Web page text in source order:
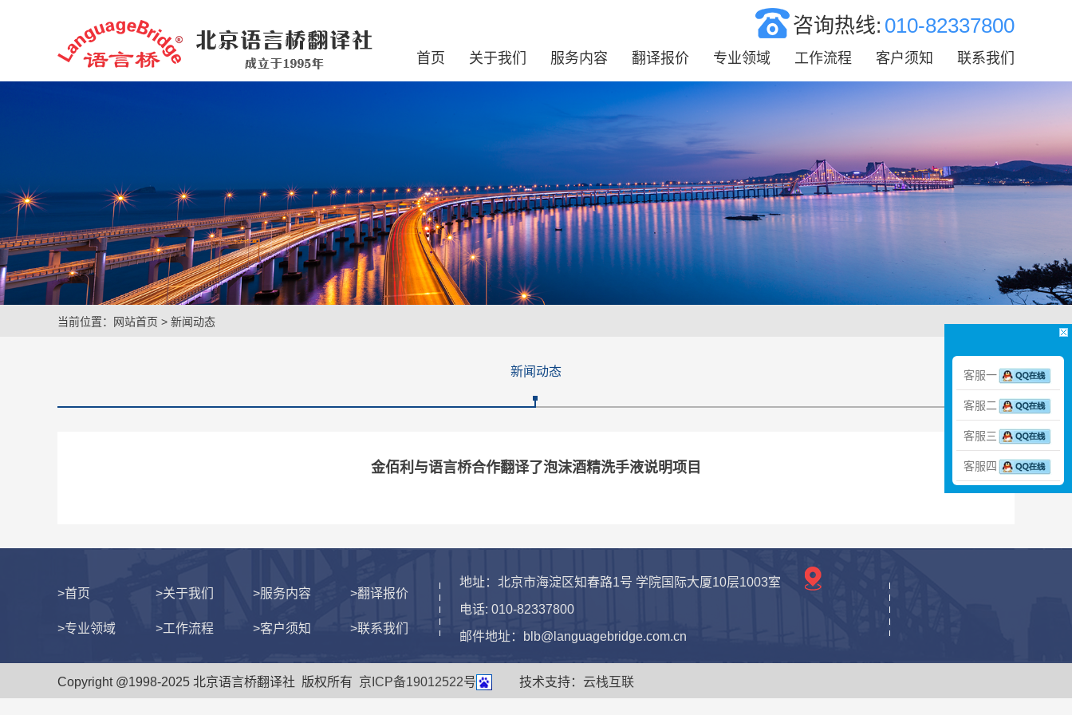
咨询热线: 010-82337800
首页 关于我们 服务内容 翻译报价 专业领域 工作流程 客户须知 联系我们
当前位置： 网站首页 > 新闻动态
新闻动态
金佰利与语言桥合作翻译了泡沫酒精洗手液说明项目
>首页 >关于我们 >服务内容 >翻译报价
>专业领域 >工作流程 >客户须知 >联系我们
地址：北京市海淀区知春路1号 学院国际大厦10层1003室
电话: 010-82337800
邮件地址：blb@languagebridge.com.cn
Copyright @1998-2025 北京语言桥翻译社 版权所有 京ICP备19012522号 技术支持： 云栈互联
客服一
客服二
客服三
客服四